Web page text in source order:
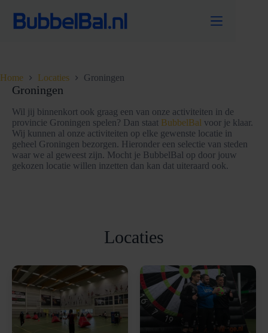
naar
Home Locaties Groningen
Groningen
Wil jij binnenkort ook graag een van onze activiteiten in de
provincie Groningen spelen? Dan staat BubbelBal voor je klaar.
Wij kunnen al onze activiteiten op elke gewenste locatie in
geheel Groningen bezorgen. Hieronder een selectie van steden
waar we al geweest zijn. Mocht je BubbelBal op door jouw
gekozen locatie willen inzetten dan kan dat uiteraard ook.
Locaties